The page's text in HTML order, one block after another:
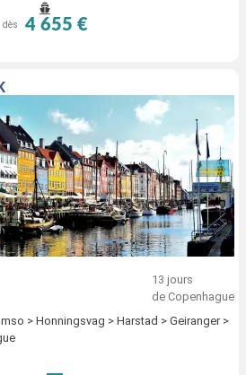
dès 4 655 €
13 jours
de Copenhague
> Honningsvag > Harstad > Geiranger >